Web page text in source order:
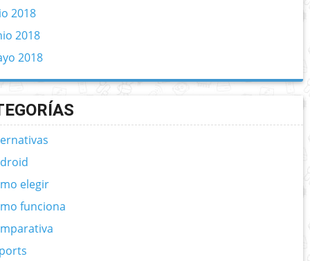
2018
2018
2018
elegir
funciona